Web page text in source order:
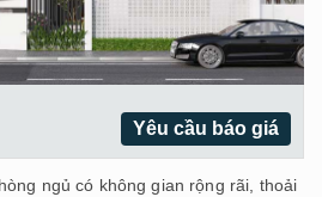
Yêu cầu báo giá
ngủ có không gian rộng rãi, thoải